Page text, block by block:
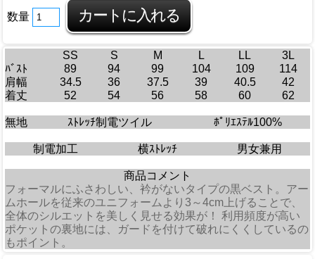
数量
SS S M L LL
3L
ﾊﾞｽﾄ
89 94 99 104 109
114
肩幅
34.5 36 37.5 39 40.5
42
着丈
52 54 56 58 60 62
無地 ｽﾄﾚｯﾁ制電ツイル ﾎﾟﾘｴｽﾃﾙ100%
制電加工 横ｽﾄﾚｯﾁ 男女兼用
商品コメント
フォーマルにふさわしい、衿がないタイプの黒ベスト。アー
ムホールを従来のユニフォームより3～4cm上げることで、
全体のシルエットを美しく見せる効果が！ 利用頻度が高い
ポケットの裏地には、ガードを付けて破れにくくしているの
もポイント。